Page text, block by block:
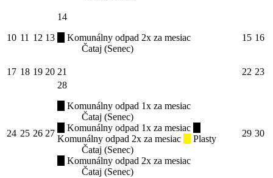
10 11 12 13
14
Komunálny odpad 2x za mesiac
Čataj (Senec)
15 16
17 18 19 20 21 22 23
24 25 26 27
28
Komunálny odpad 1x za mesiac
Čataj (Senec)
Komunálny odpad 1x za mesiac
Komunálny odpad 2x za mesiac
Plasty
Čataj (Senec)
Komunálny odpad 2x za mesiac
Čataj (Senec)
29 30